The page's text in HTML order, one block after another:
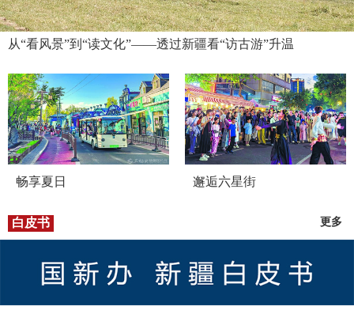
从“看风景”到“读文化”——透过新疆看“访古游”升温
畅享夏日 邂逅六星街
白皮书 更多